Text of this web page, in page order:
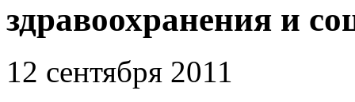
здравоохранения и
12 сентября 2011